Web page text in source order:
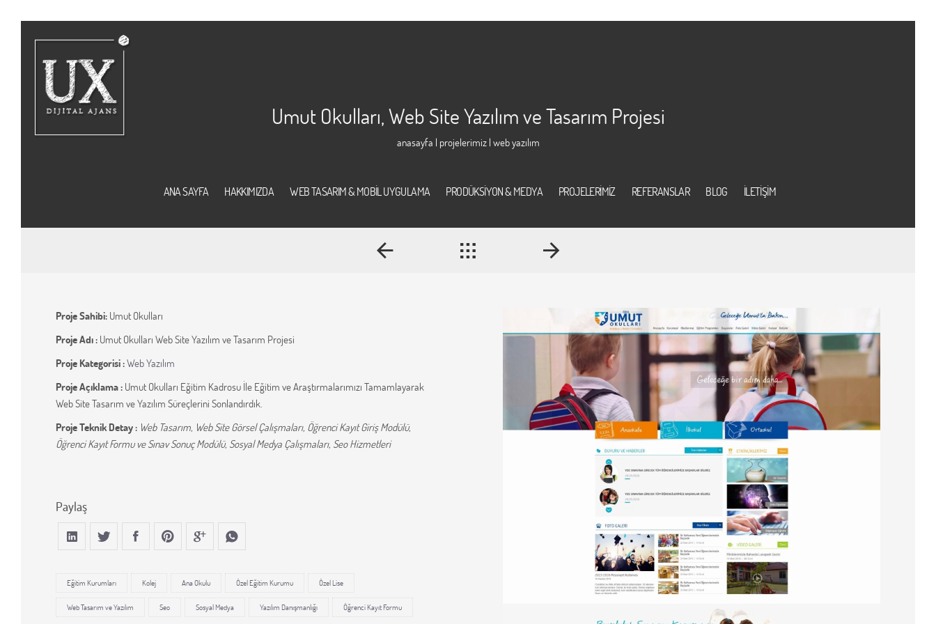
Umut Okulları, Web Site Yazılım ve Tasarım Projesi
anasayfa | projelerimiz| web yazılım
Proje Sahibi: Umut Okulları
Proje Adı : Umut Okulları Web Site Yazılım ve Tasarım Projesi
Proje Kategorisi :Web Yazılım
Proje Açıklama : Umut Okulları Eğitim Kadrosu İle Eğitim ve Araştırmalarımızı Tamamlayarak
Web Site Tasarım ve Yazılım Süreçlerini Sonlandırdık.
Proje Teknik Detay : Web Tasarım, Web Site Görsel Çalışmaları, Öğrenci Kayıt Giriş Modülü,
Öğrenci Kayıt Formu ve Sınav Sonuç Modülü, Sosyal Medya Çalışmaları, Seo Hizmetleri
Paylaş
Eğitim Kurumları Kolej Ana Okulu Özel Eğitim Kurumu Özel Lise
Web Tasarım ve Yazılım Seo Sosyal Medya Yazılım Danışmanlığı Öğrenci Kayıt Formu
ANA SAYFA HAKKIMIZDA WEB TASARIM & MOBİL UYGULAMA PRODÜKSİYON & MEDYA PROJELERİMİZ REFERANSLAR BLOG İLETİŞİM